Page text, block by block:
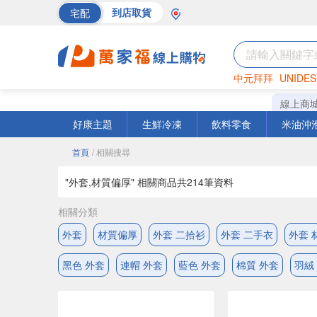
宅配 到店取貨
中元拜拜
巧克力 罐頭
線上商
好康主題
生鮮冷凍 飲料零食 米油沖
首頁 / 相關搜尋
"外套,材質偏厚" 相關商品共214筆資料
相關分類
外套
材質偏厚 外套 二拾衫 外套 二手衣 外套
黑色 外套 連帽 外套 藍色 外套 棉質 外套 羽絨